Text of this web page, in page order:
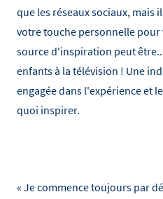
que les réseaux sociaux,
votre touche personnelle
source d'inspiration peut
enfants à la télévision ! Une
engagée dans l'expérience et
quoi inspirer.
« Je commence toujours par